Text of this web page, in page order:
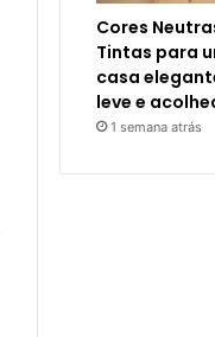
Cores
Tintas para
casa
leve e
1 semana atrás